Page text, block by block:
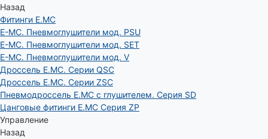
Назад
Фитинги E.MC
E-MC. Пневмоглушители мод. PSU
E-MC. Пневмоглушители мод. SET
E-MC. Пневмоглушители мод. V
Дроссель E.MC. Серии QSC
Дроссель E.MC. Серии ZSC
Пневмодроссель E.MC с глушителем. Серия SD
Цанговые фитинги E.MC Серия ZP
Управление
Назад